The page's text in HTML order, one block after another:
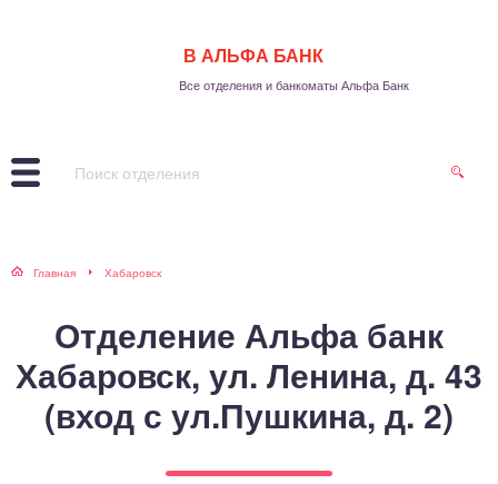
В АЛЬФА БАНК
Все отделения и банкоматы Альфа Банк
Главная Хабаровск
Отделение Альфа банк
Хабаровск, ул. Ленина, д. 43
(вход с ул.Пушкина, д. 2)